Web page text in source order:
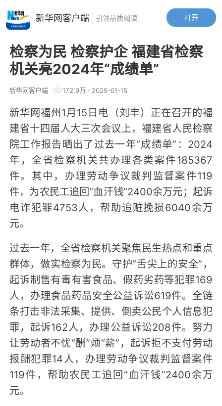
检察为民 检察护企 福建省检察
机关亮2024年“成绩单”
新华网客户端 172.9万· 2025-01-15
新华网福州1月15日电（刘丰）正在召开的福
建省十四届人大三次会议上，福建省人民检察
院工作报告晒出了过去一年“成绩单”：2024
年，全省检察机关共办理各类案件185367
件。其中，办理劳动争议裁判监督案件119
件，为农民工追回“血汗钱”2400余万元；起诉
电诈犯罪4753人，帮助追赃挽损6040余万
元。
过去一年，全省检察机关聚焦民生热点和重点
群体，做实检察为民。守护“舌尖上的安全”，
起诉制售有毒有害食品、假药劣药等犯罪169
人，办理食品药品安全公益诉讼619件。全链
条打击非法采集、提供、倒卖公民个人信息犯
罪，起诉162人，办理公益诉讼208件。努力
让劳动者不忧“酬”烦“薪”，起诉拒不支付劳动
报酬犯罪14人，办理劳动争议裁判监督案件
119件，帮助农民工追回“血汗钱”2400余万
元。
打开
新华网客户端 引领品质阅读